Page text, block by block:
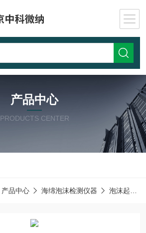
产品中心
PRODUCTS CENTER
产品中心 海绵泡沫检测仪器 泡沫起升仪